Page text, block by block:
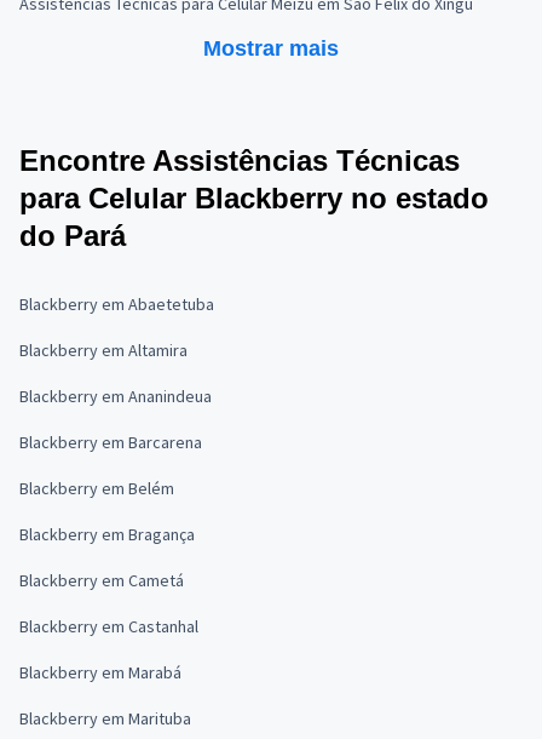
Mostrar mais
Encontre Assistências Técnicas
para Celular Blackberry no estado
do Pará
Blackberry em Abaetetuba
Blackberry em Altamira
Blackberry em Ananindeua
Blackberry em Barcarena
Blackberry em Belém
Blackberry em Bragança
Blackberry em Cametá
Blackberry em Castanhal
Blackberry em Marabá
Blackberry em Marituba